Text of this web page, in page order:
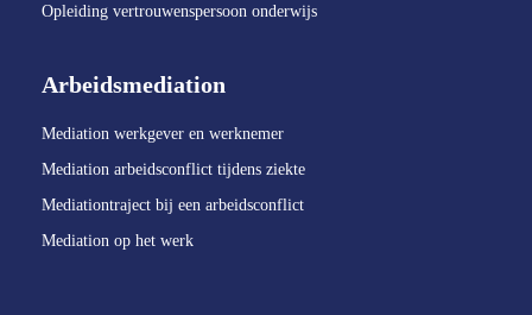
Opleiding vertrouwenspersoon onderwijs
Arbeidsmediation
Mediation werkgever en werknemer
Mediation arbeidsconflict tijdens ziekte
Mediationtraject bij een arbeidsconflict
Mediation op het werk